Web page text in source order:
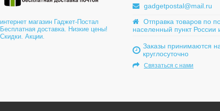
интернет магазин Гаджет-Постал
Бесплатная доставка. Низкие цены!
Скидки. Акции.
gadgetpostal@mail.ru
Отправка товаров по
населенный пункт России
Заказы принимаются
круглосуточно
Связаться с нами